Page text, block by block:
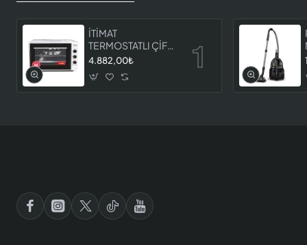
İTİMAT
TERMOSTATLI ÇİFT
CAMLI FIRIN 8060
4.882,00₺